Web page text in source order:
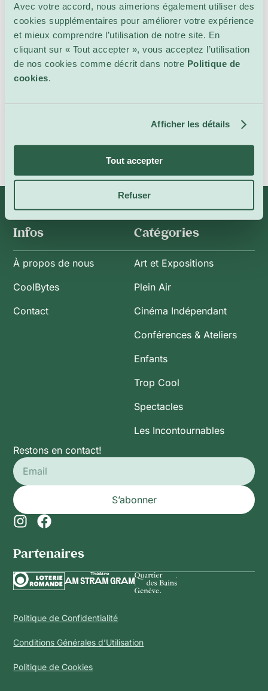
Avec votre accord, nous aimerions également utiliser des
cookies supplémentaires pour améliorer votre expérience
et mieux comprendre l’utilisation de notre site. En
cliquant sur « Tout accepter », vous acceptez l’utilisation
de nos cookies comme décrit dans notre Politique de
cookies
Afficher les détails
Tout accepter
Refuser
Rien de prévu pour le moment...
Veuillez ajuster votre recherche pour voir plus de
résultats.
Infos
À propos de nous
CoolBytes
Contact
Catégories
Art et Expositions
Plein Air
Cinéma Indépendant
Conférences & Ateliers
Enfants
Trop Cool
Spectacles
Les Incontournables
Restons en contact!
S’abonner
Partenaires​
Politique de Confidentialité
Conditions Générales d’Utilisation
Politique de Cookies